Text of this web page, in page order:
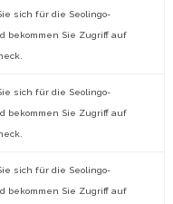
sich für die Seolingo-
bekommen Sie Zugriff auf
sich für die Seolingo-
bekommen Sie Zugriff auf
sich für die Seolingo-
bekommen Sie Zugriff auf